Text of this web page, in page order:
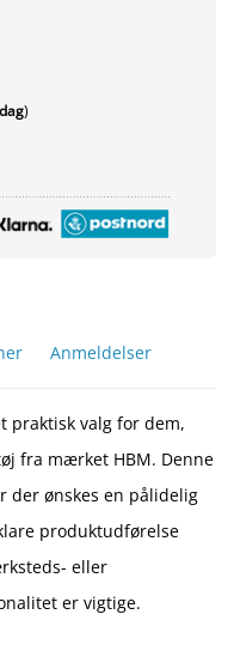
)
Anmeldelser
praktisk valg for dem,
fra mærket HBM. Denne
der ønskes en pålidelig
produktudførelse
eller
er vigtige.